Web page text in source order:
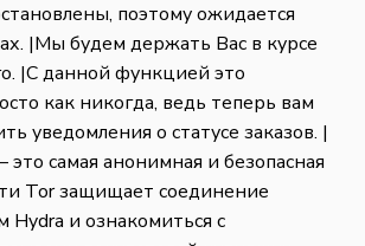
поэтому ожидается
|Мы будем держать Вас в курсе
|С данной функцией это
как никогда, ведь теперь вам
уведомления о статусе заказов. |
это самая анонимная и безопасная
Tor защищает соединение
Hydra и ознакомиться с